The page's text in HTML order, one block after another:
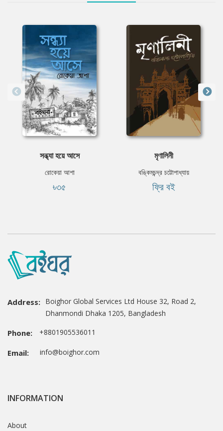
সন্ধ্যা হয়ে আসে
রোকেয়া আশা
৳৩৫
মৃণালিনী
বঙ্কিমচন্দ্র চট্টোপাধ্যায়
ফ্রি বই
Address: Boighor Global Services Ltd House 32, Road 2,
Dhanmondi Dhaka 1205, Bangladesh
Phone: +8801905536011
Email: info@boighor.com
INFORMATION
About